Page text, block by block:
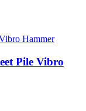
Pile Vibro